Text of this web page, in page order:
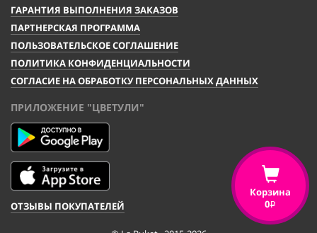
ГАРАНТИЯ ВЫПОЛНЕНИЯ ЗАКАЗОВ
ПАРТНЕРСКАЯ ПРОГРАММА
ПОЛЬЗОВАТЕЛЬСКОЕ СОГЛАШЕНИЕ
ПОЛИТИКА КОНФИДЕНЦИАЛЬНОСТИ
СОГЛАСИЕ НА ОБРАБОТКУ ПЕРСОНАЛЬНЫХ ДАННЫХ
ПРИЛОЖЕНИЕ "ЦВЕТУЛИ"
ОТЗЫВЫ ПОКУПАТЕЛЕЙ
Корзина
0i